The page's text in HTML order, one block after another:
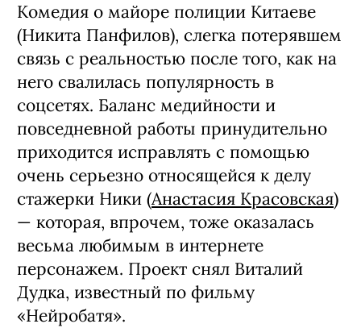
Комедия о майоре полиции Китаеве
(Никита Панфилов), слегка потерявшем
связь с реальностью после того, как на
него свалилась популярность в
соцсетях. Баланс медийности и
повседневной работы принудительно
приходится исправлять с помощью
очень серьезно относящейся к делу
стажерки Ники (Анастасия Красовская)
— которая, впрочем, тоже оказалась
весьма любимым в интернете
персонажем. Проект снял Виталий
Дудка, известный по фильму
«Нейробатя».